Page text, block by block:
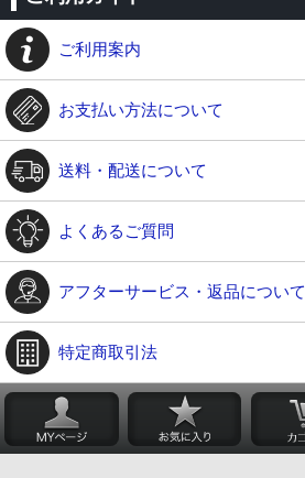
ご利用案内
お支払い方法について
送料・配送について
よくあるご質問
アフターサービス・返品について
特定商取引法